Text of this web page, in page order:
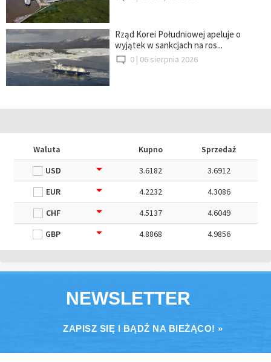
Rząd Korei Południowej apeluje o
wyjątek w sankcjach na ros...
0 | 06 sierpnia 2026
Waluta Kupno
Sprzedaż
USD
3.6182
3.6912
EUR
4.2232
4.3086
CHF
4.5137
4.6049
GBP
4.8868 4.9856
NEWSLETTER
ZAPISZ SIĘ I BĄDŹ NA BIEŻĄCO! »